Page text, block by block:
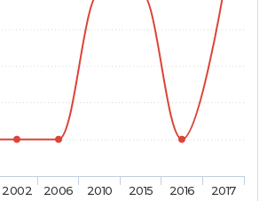
2002 2006 2010 2015 2016 2017